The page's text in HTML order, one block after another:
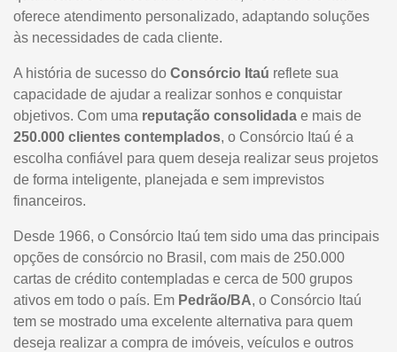
oferece atendimento personalizado, adaptando soluções
às necessidades de cada cliente.
A história de sucesso do Consórcio Itaú reflete sua
capacidade de ajudar a realizar sonhos e conquistar
objetivos. Com uma reputação consolidada e mais de
250.000 clientes contemplados, o Consórcio Itaú é a
escolha confiável para quem deseja realizar seus projetos
de forma inteligente, planejada e sem imprevistos
financeiros.
Desde 1966, o Consórcio Itaú tem sido uma das principais
opções de consórcio no Brasil, com mais de 250.000
cartas de crédito contempladas e cerca de 500 grupos
ativos em todo o país. Em Pedrão/BA, o Consórcio Itaú
tem se mostrado uma excelente alternativa para quem
deseja realizar a compra de imóveis, veículos e outros